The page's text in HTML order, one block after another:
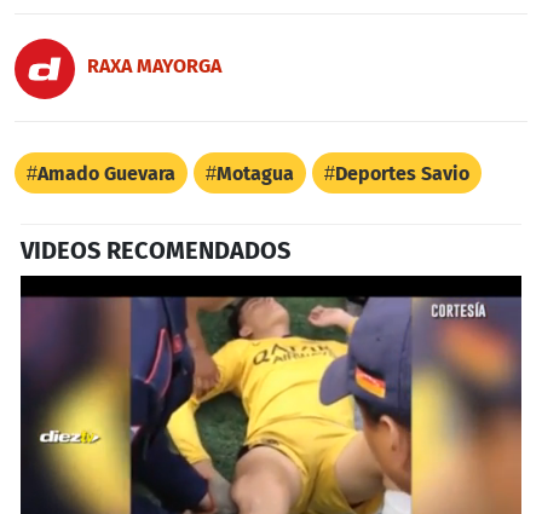
RAXA MAYORGA
Amado Guevara Motagua Deportes Savio
VIDEOS RECOMENDADOS